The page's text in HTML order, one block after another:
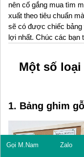
nên cố gắng mua tìm
xuất theo tiêu chuẩn
sẽ có được chiếc bảng
lợi nhất. Chúc các bạn
Một số
1. Bảng ghim
Gọi M.Nam Zalo